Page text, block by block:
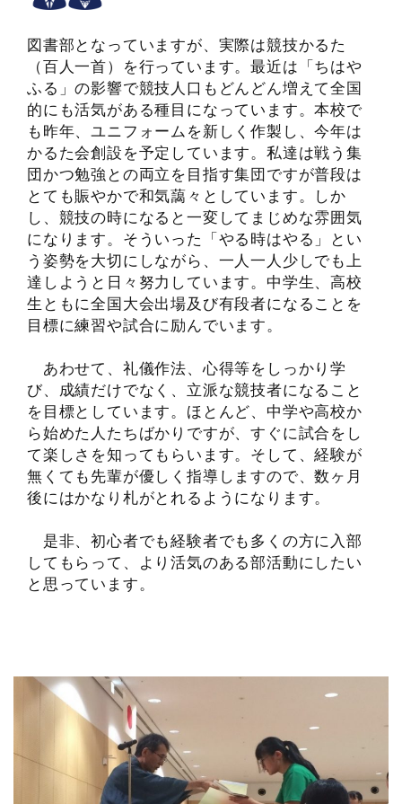
図書部となっていますが、実際は競技かるた
（百人一首）を行っています。最近は「ちはや
ふる」の影響で競技人口もどんどん増えて全国
的にも活気がある種目になっています。本校で
も昨年、ユニフォームを新しく作製し、今年は
かるた会創設を予定しています。私達は戦う集
団かつ勉強との両立を目指す集団ですが普段は
とても賑やかで和気藹々としています。しか
し、競技の時になると一変してまじめな雰囲気
になります。そういった「やる時はやる」とい
う姿勢を大切にしながら、一人一人少しでも上
達しようと日々努力しています。中学生、高校
生ともに全国大会出場及び有段者になることを
目標に練習や試合に励んでいます。
あわせて、礼儀作法、心得等をしっかり学
び、成績だけでなく、立派な競技者になること
を目標としています。ほとんど、中学や高校か
ら始めた人たちばかりですが、すぐに試合をし
て楽しさを知ってもらいます。そして、経験が
無くても先輩が優しく指導しますので、数ヶ月
後にはかなり札がとれるようになります。
是非、初心者でも経験者でも多くの方に入部
してもらって、より活気のある部活動にしたい
と思っています。